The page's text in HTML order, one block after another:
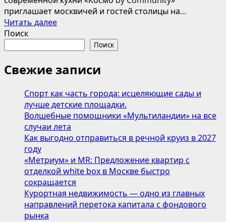
приглашает москвичей и гостей столицы на...
Читать далееПрочитать
«Космо
by
приглашает
на
воскресные
бранчи
Поиск
Поиск
Свежие записи
Спорт как часть города: исцеляющие сады и
лучше детские площадки.
Волшебные помощники «Мультиландии» на все
случаи лета
Как выгодно отправиться в речной круиз в 2027
году
«Метриум» и MR: Предложение квартир с
отделкой white box в Москве быстро
сокращается
Курортная недвижимость — одно из главных
направлений перетока капитала с фондового
рынка